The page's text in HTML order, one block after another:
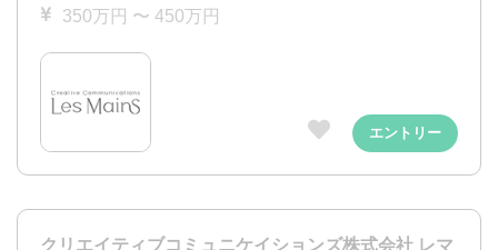
350万円 〜 450万円
エントリー
クリエイティブコミュニケイションズ株式会社 レマ